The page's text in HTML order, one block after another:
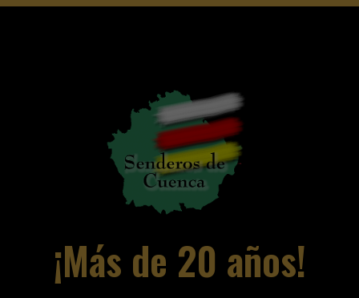
¡Más de 20 años!